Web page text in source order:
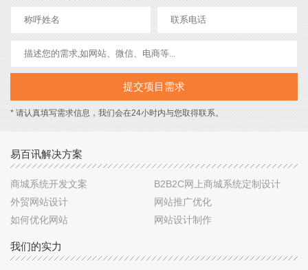
* 请认真填写需求信息，我们会在24小时内与您取得联系。
易百讯解决方案
商城系统开发文案
B2B2C网上商城系统定制设计
外贸网站设计
网站推广优化
如何优化网站
网站设计制作
我们的实力